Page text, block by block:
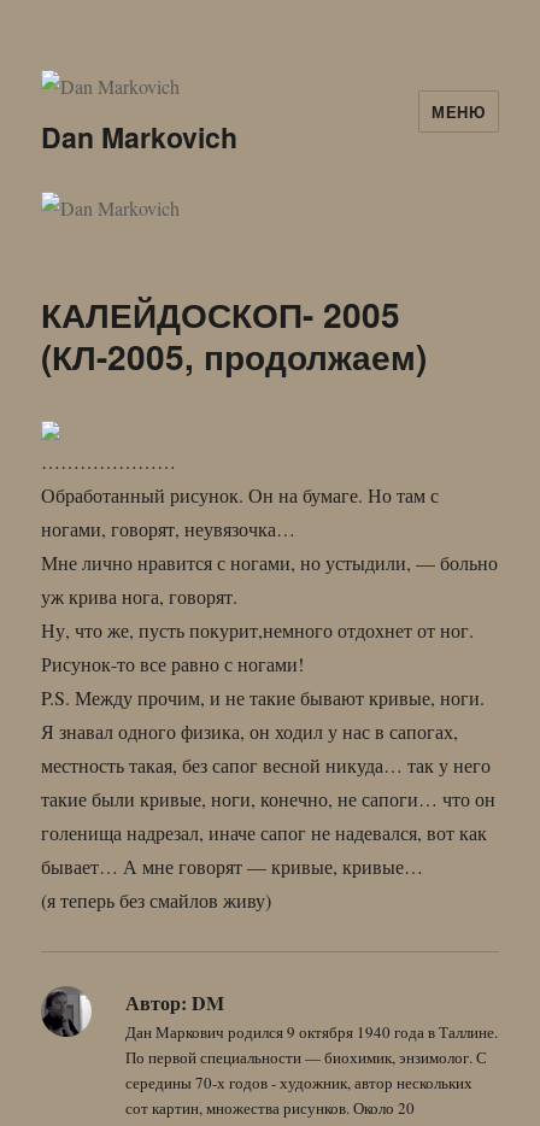
Dan Markovich
МЕНЮ
КАЛЕЙДОСКОП- 2005
(КЛ-2005, продолжаем)
…………………
Обработанный рисунок. Он на бумаге. Но там с
ногами, говорят, неувязочка…
Мне лично нравится с ногами, но устыдили, — больно
уж крива нога, говорят.
Ну, что же, пусть покурит,немного отдохнет от ног.
Рисунок-то все равно с ногами!
P.S. Между прочим, и не такие бывают кривые, ноги.
Я знавал одного физика, он ходил у нас в сапогах,
местность такая, без сапог весной никуда… так у него
такие были кривые, ноги, конечно, не сапоги… что он
голенища надрезал, иначе сапог не надевался, вот как
бывает… А мне говорят — кривые, кривые…
(я теперь без смайлов живу)
Автор: DM
Дан Маркович родился 9 октября 1940 года в Таллине.
По первой специальности — биохимик, энзимолог. С
середины 70-х годов - художник, автор нескольких
сот картин, множества рисунков. Около 20